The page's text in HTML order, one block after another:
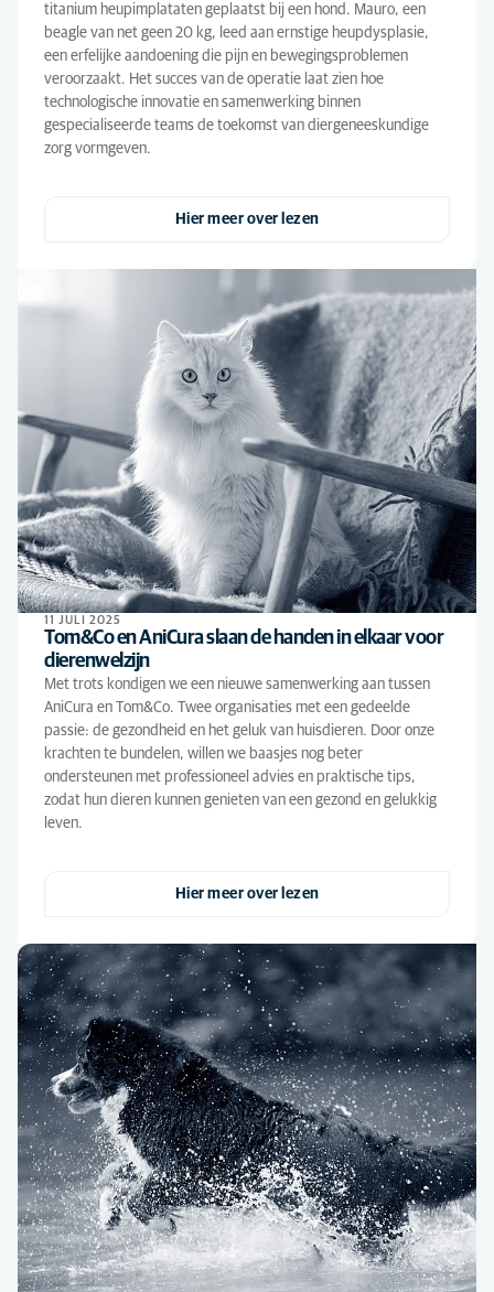
titanium heupimplataten geplaatst bij een hond. Mauro, een
beagle van net geen 20 kg, leed aan ernstige heupdysplasie,
een erfelijke aandoening die pijn en bewegingsproblemen
veroorzaakt. Het succes van de operatie laat zien hoe
technologische innovatie en samenwerking binnen
gespecialiseerde teams de toekomst van diergeneeskundige
zorg vormgeven.
Hier meer over lezen
11 JULI 2025
Tom&Co en AniCura slaan de handen in elkaar voor
dierenwelzijn
Met trots kondigen we een nieuwe samenwerking aan tussen
AniCura en Tom&Co. Twee organisaties met een gedeelde
passie: de gezondheid en het geluk van huisdieren. Door onze
krachten te bundelen, willen we baasjes nog beter
ondersteunen met professioneel advies en praktische tips,
zodat hun dieren kunnen genieten van een gezond en gelukkig
leven.
Hier meer over lezen